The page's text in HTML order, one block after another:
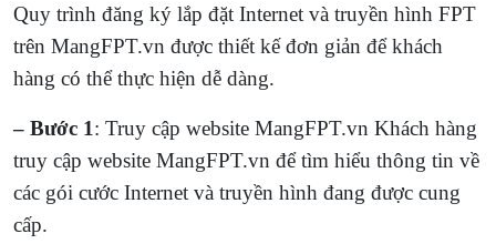
Quy trình đăng ký lắp đặt Internet và truyền hình FPT
trên MangFPT.vn được thiết kế đơn giản để khách
hàng có thể thực hiện dễ dàng.
– Bước 1: Truy cập website MangFPT.vn Khách hàng
truy cập website MangFPT.vn để tìm hiểu thông tin về
các gói cước Internet và truyền hình đang được cung
cấp.